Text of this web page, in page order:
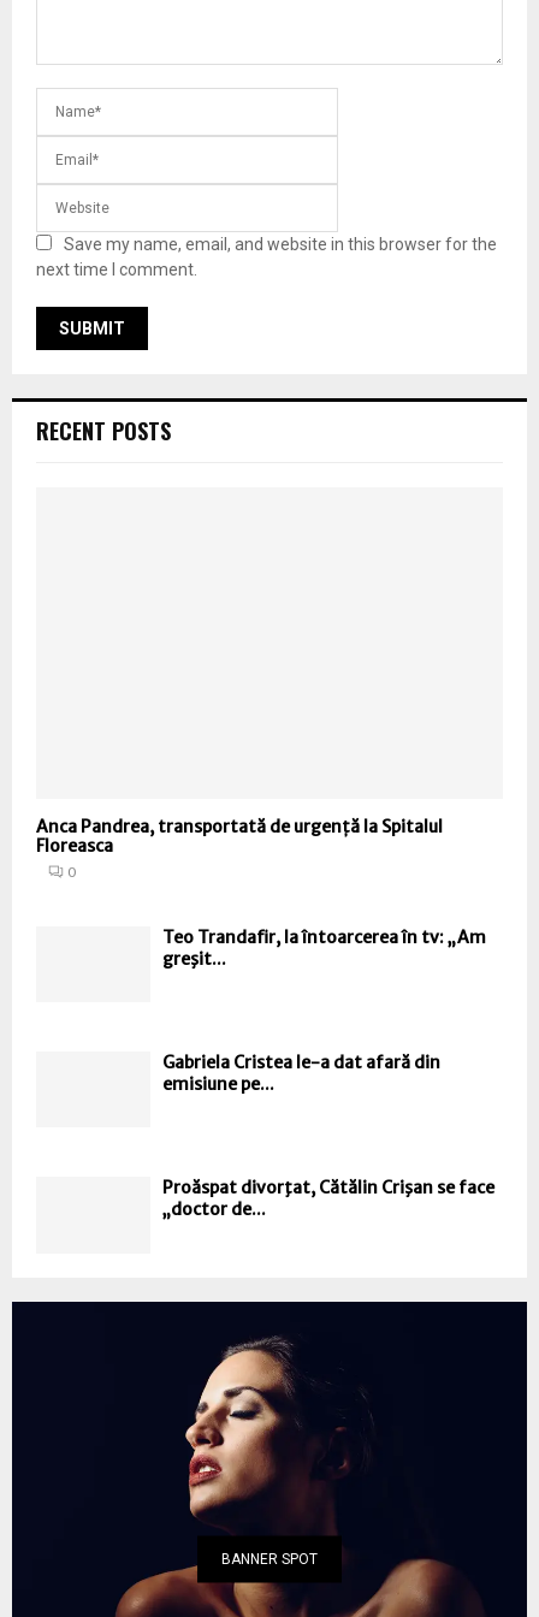
Save my name, email, and website in this browser for the
next time I comment.
RECENT POSTS
Anca Pandrea, transportată de urgență la Spitalul
Floreasca
0
Teo Trandafir, la întoarcerea în tv: „Am
greşit...
Gabriela Cristea le-a dat afară din
emisiune pe...
Proăspat divorţat, Cătălin Crişan se face
„doctor de...
BANNER SPOT